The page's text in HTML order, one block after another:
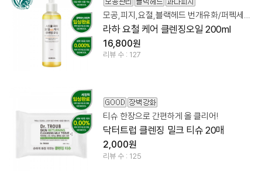
모공,피지,요철,블랙헤드 번개유화/퍼펙세정/데일리사용
라하 요철 케어 클렌징오일 200ml
16,800원
리뷰 수 : 127
티슈 한장으로 간편하게 올 클리어!
닥터트럽 클렌징 밀크 티슈 20매
2,000원
리뷰 수 : 125